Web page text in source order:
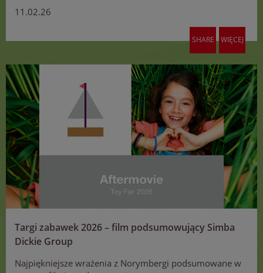
11.02.26
SHARE WIĘCEJ
Targi zabawek 2026 – film podsumowujący Simba
Dickie Group
Najpiękniejsze wrażenia z Norymbergi podsumowane w